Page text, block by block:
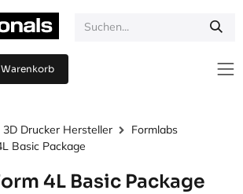
Warenkorb
3D Drucker Hersteller
Formlabs
Basic Package
4L Basic Package